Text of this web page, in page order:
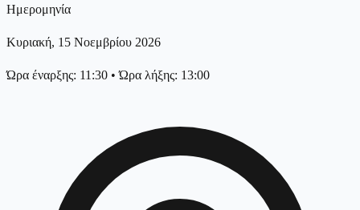
Ημερομηνία
Κυριακή, 15 Νοεμβρίου 2026
Ώρα έναρξης: 11:30 •Ώρα λήξης: 13:00